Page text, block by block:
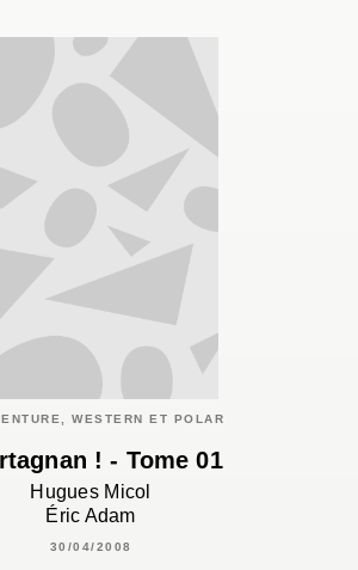
WESTERN ET POLAR
! - Tome 01
Hugues Micol
Éric Adam
30/04/2008